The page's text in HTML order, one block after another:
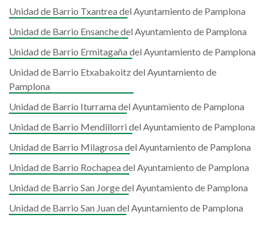
Unidad de Barrio Txantrea del Ayuntamiento de Pamplona
Unidad de Barrio Ensanche del Ayuntamiento de Pamplona
Unidad de Barrio Ermitagaña del Ayuntamiento de Pamplona
Unidad de Barrio Etxabakoitz del Ayuntamiento de
Pamplona
Unidad de Barrio Iturrama del Ayuntamiento de Pamplona
Unidad de Barrio Mendillorri del Ayuntamiento de Pamplona
Unidad de Barrio Milagrosa del Ayuntamiento de Pamplona
Unidad de Barrio Rochapea del Ayuntamiento de Pamplona
Unidad de Barrio San Jorge del Ayuntamiento de Pamplona
Unidad de Barrio San Juan del Ayuntamiento de Pamplona